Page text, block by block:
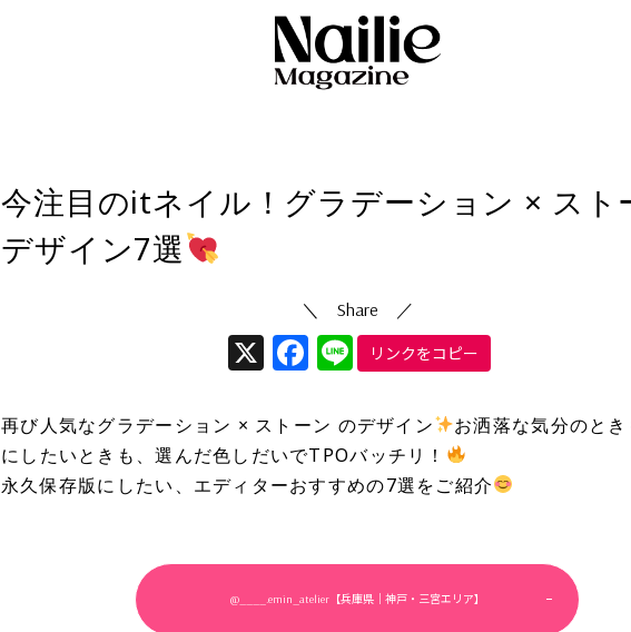
2024/09/09 ）
今注目のitネイル！グラデーション × スト
デザイン7選
X Facebook
Line
リンクをコピー
再び人気なグラデーション × ストーン のデザイン
お洒落な気分のと
にしたいときも、選んだ色しだいでTPOバッチリ！
永久保存版にしたい、エディターおすすめの7選をご紹介
@____.emin_atelier【兵庫県｜神戸・三宮エリア】